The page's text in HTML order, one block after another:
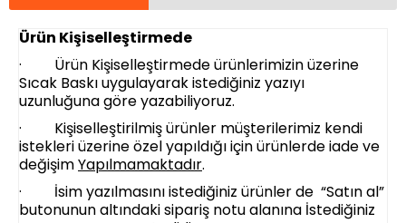
Ürün Kişiselleştirmede
· Ürün Kişiselleştirmede ürünlerimizin üzerine
Sıcak Baskı uygulayarak istediğiniz yazıyı
uzunluğuna göre yazabiliyoruz.
· Kişiselleştirilmiş ürünler müşterilerimiz kendi
istekleri üzerine özel yapıldığı için ürünlerde iade ve
değişimYapılmamaktadır.
· İsim yazılmasını istediğiniz ürünler de “Satın al”
butonunun altındaki sipariş notu alanına İstediğiniz